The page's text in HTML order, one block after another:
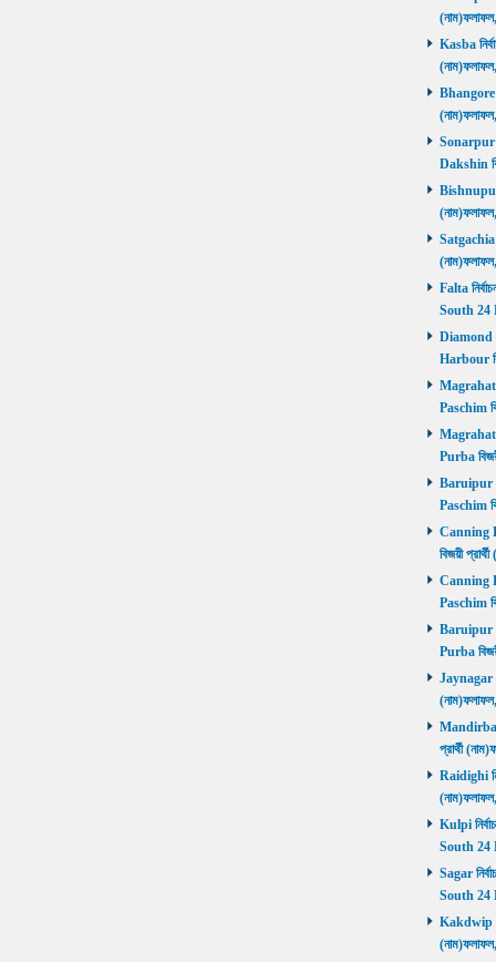
Kasba
Bhangore
Sonarpur
Dakshin
Bishnupur
Satgachia
Falta
South 24
Diamond
Harbour
Magrahat
Paschim
Magrahat
Purba
Baruipur
Paschim
Canning
বিজয়ী
Canning
Paschim
Baruipur
Purba
Jaynagar
প্রার্থী
Raidighi
Kulpi
South 24
Sagar
South 24
Kakdwip